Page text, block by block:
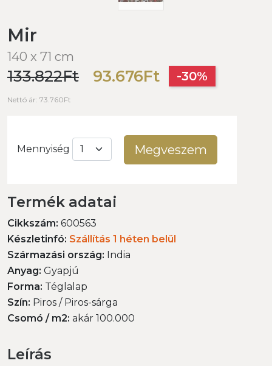
Mir
140 x 71 cm
133.822Ft 93.676Ft -30%
Nettó ár: 73.760Ft
Mennyiség Megveszem
Termék adatai
Cikkszám: 600563
Készletinfó: Szállítás 1 héten belül
Származási ország: India
Anyag: Gyapjú
Forma: Téglalap
Szín: Piros / Piros-sárga
Csomó / m2: akár 100.000
Leírás